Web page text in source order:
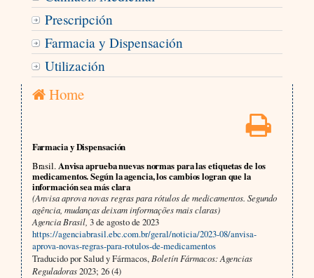
Prescripción
Farmacia y Dispensación
Utilización
Home
Farmacia y Dispensación
Brasil.Anvisa aprueba nuevas normas para las etiquetas de los
medicamentos. Según la agencia, los cambios logran que la
información sea más clara
(Anvisa aprova novas regras para rótulos de medicamentos. Segundo
agência, mudanças deixam informações mais claras)
Agencia Brasil, 3 de agosto de 2023
https://agenciabrasil.ebc.com.br/geral/noticia/2023-08/anvisa-
aprova-novas-regras-para-rotulos-de-medicamentos
Traducido por Salud y Fármacos, Boletín Fármacos: Agencias
Reguladoras2023; 26 (4)